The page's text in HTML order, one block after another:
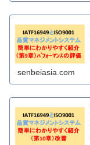
senbeiasia.com